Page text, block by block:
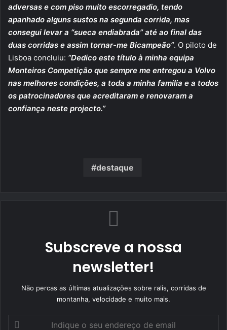
adversas e com piso muito escorregadio, tendo
apanhado alguns sustos na segunda corrida, mas
consegui levar a “sueca endiabrada” até ao final das
duas corridas e assim tornar-me Bicampeão”. O piloto de
Lisboa concluiu: “Dedico este título à minha equipa
Monteiros Competição que sempre me entregou a Volvo
nas melhores condições, a toda a minha família e a todos
os patrocinadores que acreditaram e renovaram a
confiança neste projecto.”
destaque
Subscreve a nossa
newsletter!
Não percas as últimas atualizações sobre ralis, corridas de
montanha, velocidade e muito mais.